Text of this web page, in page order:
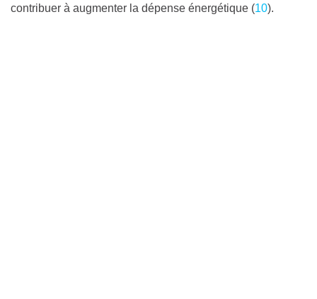
contribuer à augmenter la dépense énergétique (10).